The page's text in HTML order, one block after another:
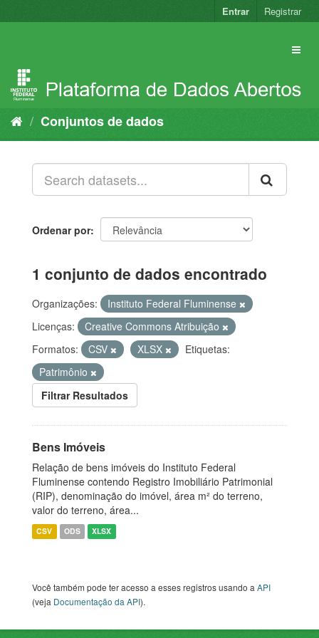
para
Entrar Registrar
Conjuntos de dados
Ordenar por
1 conjunto de dados encontrado
Organizações:
Instituto Federal Fluminense
Licenças:
Creative Commons Atribuição
Formatos:
CSV XLSX
Etiquetas:
Patrimônio
Filtrar Resultados
Bens Imóveis
Relação de bens imóveis do Instituto Federal
Fluminense contendo Registro Imobiliário Patrimonial
(RIP), denominação do imóvel, área m² do terreno,
valor do terreno, área...
CSV ODS XLSX
Você também pode ter acesso a esses registros usando aAPI
(veja Documentação da API).